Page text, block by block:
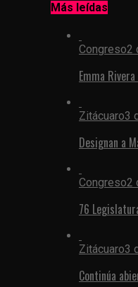
Más leídas
Congreso2
Emma
Zitácuaro3
Designan a
Congreso2
76
Zitácuaro3
Continúa